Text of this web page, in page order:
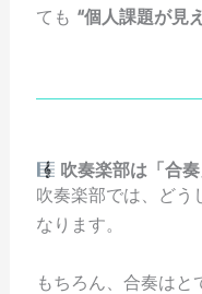
ても “個人課題が見
吹奏楽部は「合
吹奏楽部では、どう
なります。
もちろん、合奏はと